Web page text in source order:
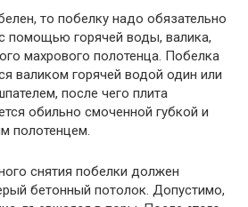
то побелку надо обязательно
помощью горячей воды, валика,
махрового полотенца. Побелка
валиком горячей водой один или
после чего плита
обильно смоченной губкой и
полотенцем.
снятия побелки должен
бетонный потолок. Допустимо,